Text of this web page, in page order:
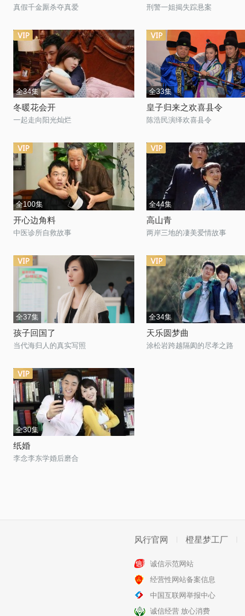
真假千金厮杀夺真爱 刑警一姐揭失踪悬案
全34集
冬暖花会开
一起走向阳光灿烂
全33集
皇子归来之欢喜县令
陈浩民演绎欢喜县令
全100集
开心边角料
中医诊所自救故事
全44集
高山青
两岸三地的凄美爱情故事
全37集
孩子回国了
当代海归人的真实写照
全34集
天乐圆梦曲
涂松岩跨越隔阂的尽孝之路
全30集
纸婚
李念李东学婚后磨合
风行官网 橙星梦工厂
诚信示范网站
经营性网站备案信息
中国互联网举报中心
诚信经营 放心消费